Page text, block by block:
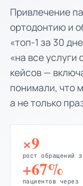
Привлечение
ортодонтию и
«топ-1 за 30
«на все услуги
кейсов —
понимали, что
а не только
×9
рост обращений
+67%
пациентов через